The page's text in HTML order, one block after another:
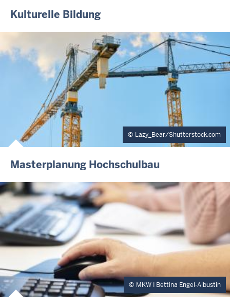
Kulturelle Bildung
Lazy_Bear/Shutterstock.com
Masterplanung Hochschulbau
MKW I Bettina Engel-Albustin